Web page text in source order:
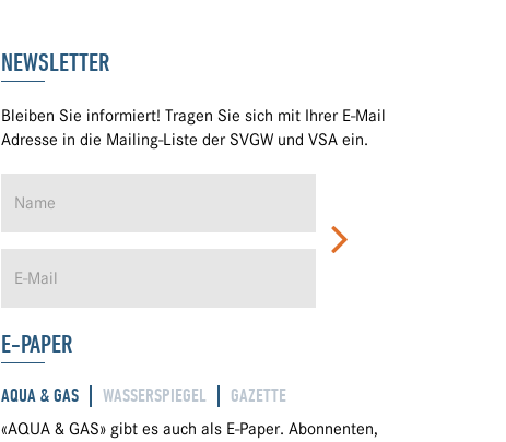
NEWSLETTER
Bleiben Sie informiert! Tragen Sie sich mit Ihrer E-Mail
Adresse in die Mailing-Liste der SVGW und VSA ein.
E-PAPER
AQUA & GAS WASSERSPIEGEL GAZETTE
«AQUA & GAS» gibt es auch als E-Paper. Abonnenten,